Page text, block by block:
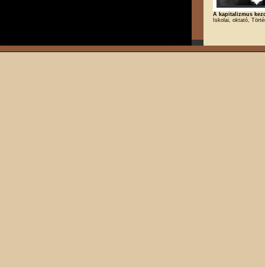
A kapitalizmus
Iskolai, oktató,